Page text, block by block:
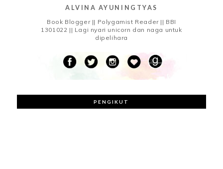
ALVINA AYUNINGTYAS
Book Blogger || Polygamist Reader || BBI
1301022 || Lagi nyari unicorn dan naga untuk
dipelihara
PENGIKUT